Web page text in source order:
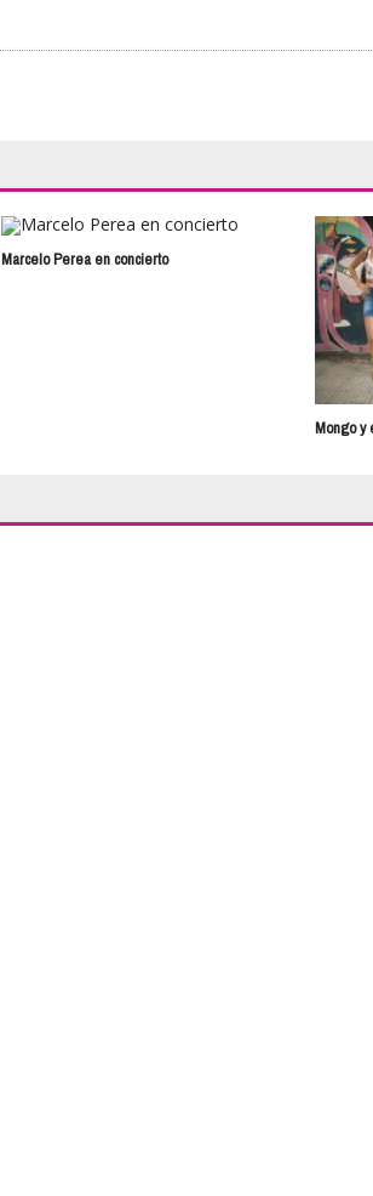
Marcelo Perea en concierto
Mongo